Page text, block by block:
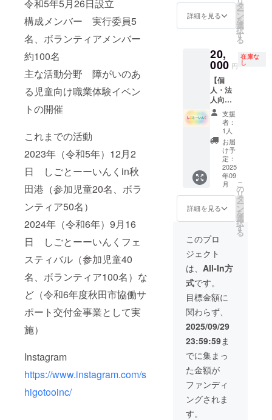
令和5年5月26日設立
構成メンバー 実行委員5
名、ボランティアメンバー
約100名
主な活動分野 障がいのあ
る児童向け職業体験イベン
トの開催
これまでの活動
2023年（令和5年）12月2
日 しごとーーいんくin秋
田港（参加児童20名、ボラ
ンティア50名）
2024年（令和6年）9月16
日 しごとーーいんくフェ
スティバル（参加児童40
名、ボランティア100名）な
ど（令和6年度秋田市協働サ
ポート交付金事業として実
施）
Instagram
https://www.instagram.com/s
higotooinc/
名前を
ご記入
：
ロゴや
バナー
などの
画像の
受け渡
しにつ
いて
は、プ
ロジェ
クト終
了後に
お送り
する
メール
をご確
認くだ
法：詳
細は
す。
ブース
のスポ
ンサー
です。
ブース
のスポ
ンサー
とし
て、個
人の氏
名又は
法人の
名称を
ブース
内で紹
介しま
す。 サ
イズは
A4横、
氏名・
名称の
あれ
ば、サ
イズ内
でロゴ
やバ
ナーの
掲載も
承りま
す。 ・
注意事
項：支
援時、
必ず備
考欄に
掲載を
希望さ
れるお
名前を
詳細を見る
タ
ー
ン
を
選
択
す
る
20,
000 円
在庫な
し
【個
人・法
人向け
自動販
売機ス
ポン
サー】
しご
とーー
いんく
の自動
販売機
ブース
のスポ
ンサー
です。
児童販
売機
ブース
のスポ
ンサー
とし
て、個
人の氏
名又は
法人の
名称を
ブース
内で紹
介しま
す。 サ
イズは
A4横、
氏名・
支援
者：
1人
お届
け予
定：
2025
年09
月
詳細を見る
こ
の
リ
タ
ー
ン
を
選
択
す
る
このプロ
ジェクト
は、 All-In方
式です。
目標金額に
関わらず、
2025/09/29
23:59:59ま
でに集まっ
た金額が
ファンディ
ングされま
す。